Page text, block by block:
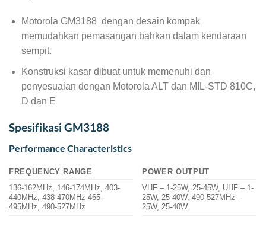
Motorola GM3188 dengan desain kompak
memudahkan pemasangan bahkan dalam kendaraan
sempit.
Konstruksi kasar dibuat untuk memenuhi dan
penyesuaian dengan Motorola ALT dan MIL-STD 810C,
D dan E
Spesifikasi GM3188
Performance Characteristics
FREQUENCY RANGE
136-162MHz, 146-174MHz, 403-
440MHz, 438-470MHz 465-
495MHz, 490-527MHz
POWER OUTPUT
VHF – 1-25W, 25-45W, UHF – 1-
25W, 25-40W, 490-527MHz –
25W, 25-40W